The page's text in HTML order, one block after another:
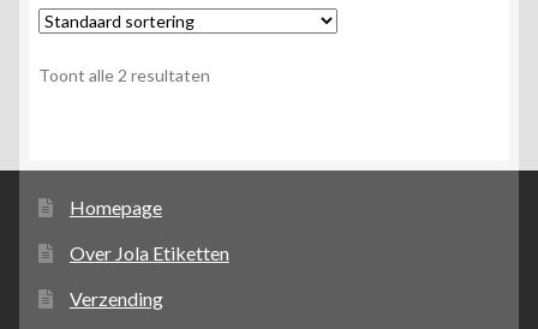
Toont alle 2 resultaten
Homepage
Over Jola Etiketten
Verzending